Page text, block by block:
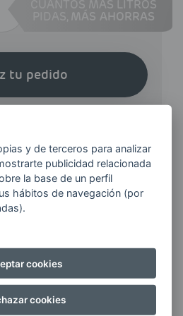
CUANTOS MÁS LITROS
MÁS AHORRAS
tu pedido
AL DÍA DE
y de terceros para analizar
publicidad relacionada
la base de un perfil
hábitos de navegación (por
cookies
cookies